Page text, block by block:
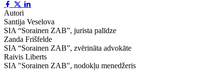
Autori
Santija Veselova
SIA “Sorainen ZAB”, jurista palīdze
Zanda Frišfelde
SIA “Sorainen ZAB”, zvērināta advokāte
Raivis Liberts
SIA "Sorainen ZAB", nodokļu menedžeris